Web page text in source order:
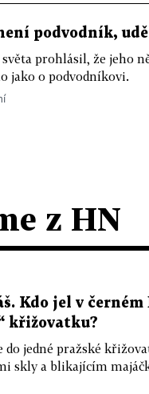
podvodník,
prohlásil, že jeho
jako o podvodníkovi.
z HN
Kdo jel v
křižovatku?
do jedné pražské
skly a blikajícím